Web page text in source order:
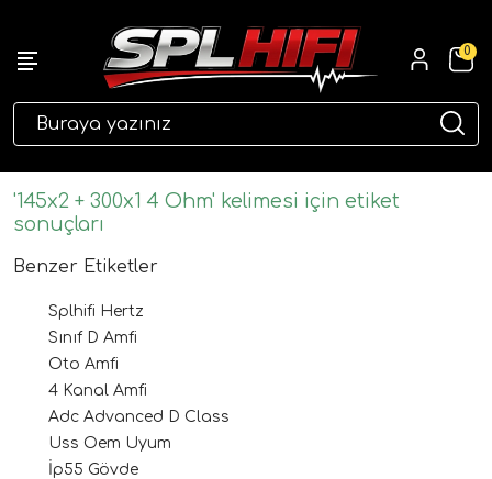
0
'145x2 + 300x1 4 Ohm' kelimesi için etiket
sonuçları
Benzer Etiketler
Splhifi Hertz
Sınıf D Amfi
Oto Amfi
4 Kanal Amfi
Adc Advanced D Class
Uss Oem Uyum
İp55 Gövde